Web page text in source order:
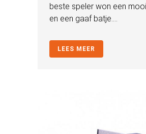
beste speler won een
en een gaaf batje....
LEES MEER